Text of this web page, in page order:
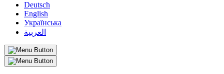
Deutsch
English
Українська
العربية